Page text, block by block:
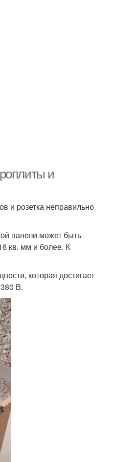
и
и розетка неправильно
панели может быть
кв. мм и более. К
которая достигает
В.